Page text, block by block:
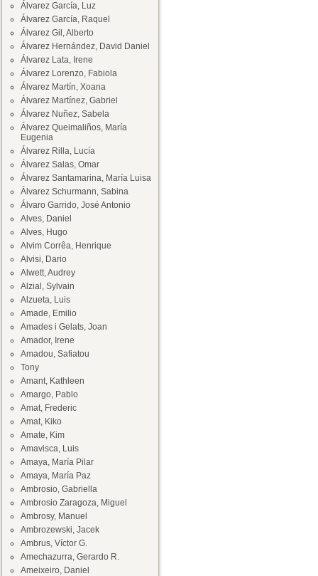
Álvarez García, Luz
Álvarez García, Raquel
Álvarez Gil, Alberto
Álvarez Hernández, David Daniel
Álvarez Lata, Irene
Álvarez Lorenzo, Fabiola
Álvarez Martín, Xoana
Álvarez Martínez, Gabriel
Álvarez Nuñez, Sabela
Álvarez Queimaliños, María
Eugenia
Álvarez Rilla, Lucía
Álvarez Salas, Omar
Álvarez Santamarina, María Luisa
Álvarez Schurmann, Sabina
Álvaro Garrido, José Antonio
Alves, Daniel
Alves, Hugo
Alvim Corrêa, Henrique
Alvisi, Dario
Alwett, Audrey
Alzial, Sylvain
Alzueta, Luis
Amade, Emilio
Amades i Gelats, Joan
Amador, Irene
Amadou, Safiatou
Tony
Amant, Kathleen
Amargo, Pablo
Amat, Frederic
Amat, Kiko
Amate, Kim
Amavisca, Luis
Amaya, María Pilar
Amaya, María Paz
Ambrosio, Gabriella
Ambrosio Zaragoza, Miguel
Ambrosy, Manuel
Ambrozewski, Jacek
Ambrus, Víctor G.
Amechazurra, Gerardo R.
Ameixeiro, Daniel